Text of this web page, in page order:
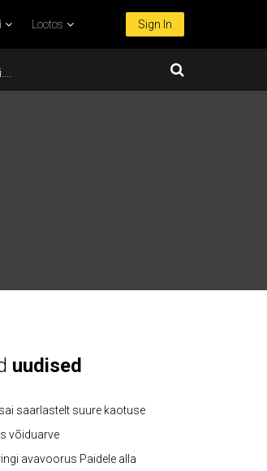
Lootos Sign In
uudised
saarlastelt suure kaotuse
võiduarve
avavoorus Paidele alla